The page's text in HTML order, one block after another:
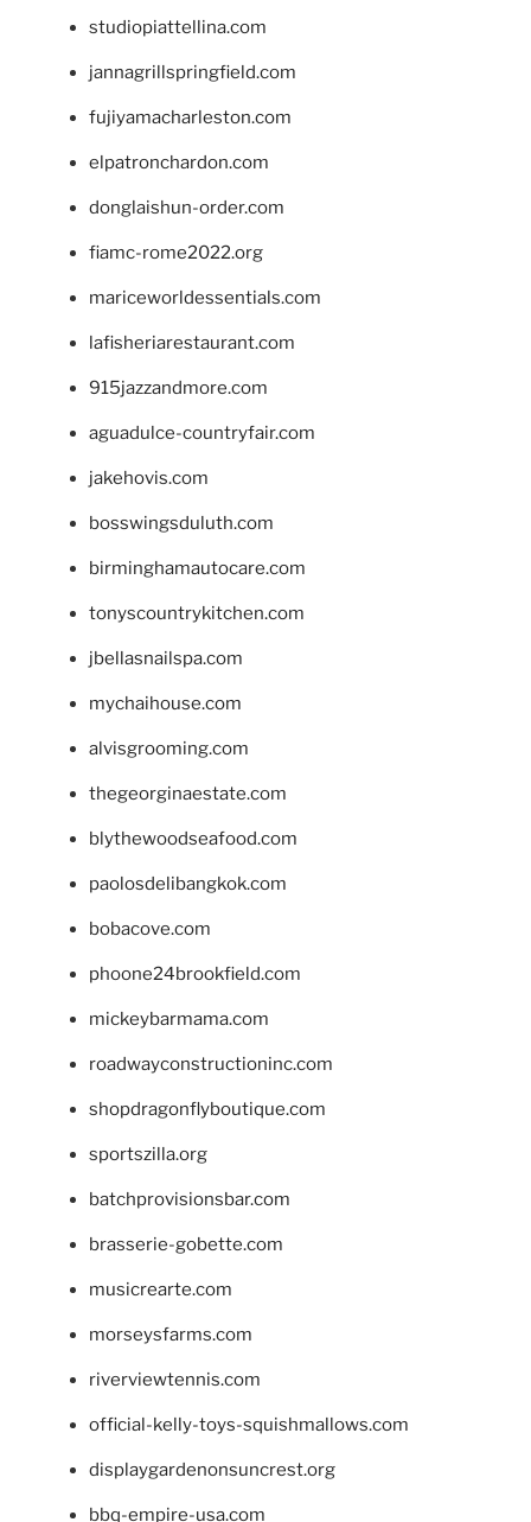
studiopiattellina.com
jannagrillspringfield.com
fujiyamacharleston.com
elpatronchardon.com
donglaishun-order.com
fiamc-rome2022.org
mariceworldessentials.com
lafisheriarestaurant.com
915jazzandmore.com
aguadulce-countryfair.com
jakehovis.com
bosswingsduluth.com
birminghamautocare.com
tonyscountrykitchen.com
jbellasnailspa.com
mychaihouse.com
alvisgrooming.com
thegeorginaestate.com
blythewoodseafood.com
paolosdelibangkok.com
bobacove.com
phoone24brookfield.com
mickeybarmama.com
roadwayconstructioninc.com
shopdragonflyboutique.com
sportszilla.org
batchprovisionsbar.com
brasserie-gobette.com
musicrearte.com
morseysfarms.com
riverviewtennis.com
official-kelly-toys-squishmallows.com
displaygardenonsuncrest.org
bbq-empire-usa.com